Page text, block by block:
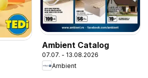
Ambient Catalog
07.07. - 13.08.2026
Ambient